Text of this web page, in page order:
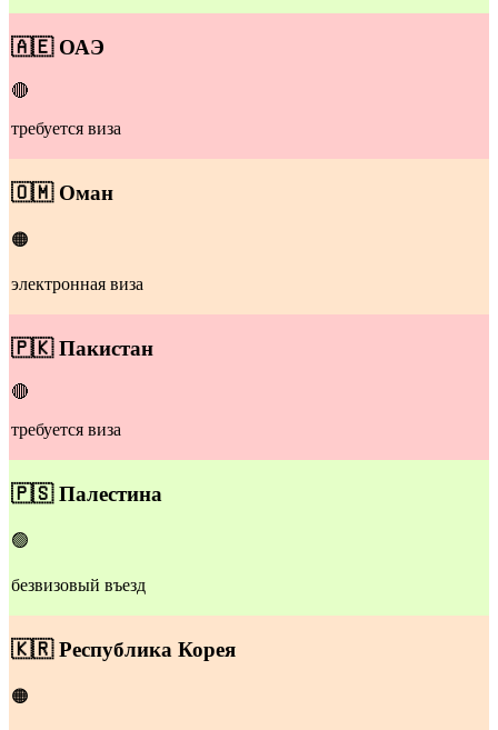
​​🇦🇪 ОАЭ
🔴
требуется виза
​​🇴🇲 Оман
🟠
электронная виза
🇵🇰Пакистан
🔴
требуется виза
🇵🇸Палестина
🟢
безвизовый въезд
​🇰🇷Республика Корея
🟠